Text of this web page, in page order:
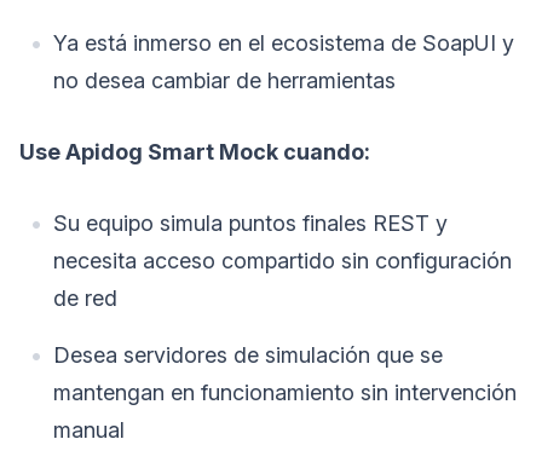
Ya está inmerso en el ecosistema de SoapUI y
no desea cambiar de herramientas
Use Apidog Smart Mock cuando:
Su equipo simula puntos finales REST y
necesita acceso compartido sin configuración
de red
Desea servidores de simulación que se
mantengan en funcionamiento sin intervención
manual